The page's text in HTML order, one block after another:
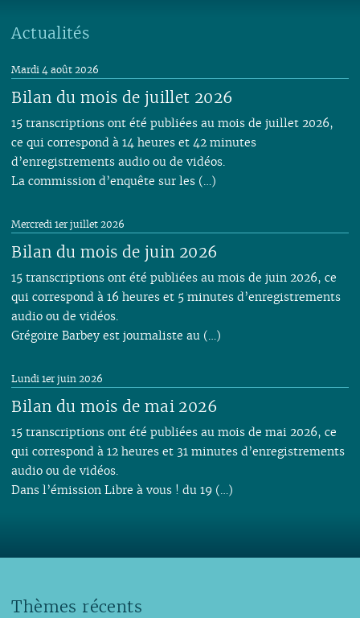
Actualités
Bilan du mois de juillet 2026
Mardi 4 août 2026
15 transcriptions ont été publiées au mois de juillet 2026,
ce qui correspond à 14 heures et 42 minutes
d’enregistrements audio ou de vidéos.
La commission d’enquête sur les (…)
Bilan du mois de juin 2026
Mercredi 1er juillet 2026
15 transcriptions ont été publiées au mois de juin 2026, ce
qui correspond à 16 heures et 5 minutes d’enregistrements
audio ou de vidéos.
Grégoire Barbey est journaliste au (…)
Bilan du mois de mai 2026
Lundi 1er juin 2026
15 transcriptions ont été publiées au mois de mai 2026, ce
qui correspond à 12 heures et 31 minutes d’enregistrements
audio ou de vidéos.
Dans l’émission Libre à vous ! du 19 (…)
Thèmes récents